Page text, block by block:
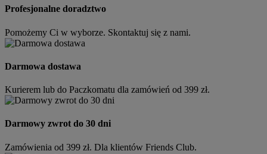
Profesjonalne doradztwo
Pomożemy Ci w wyborze. Skontaktuj się z nami.
Darmowa dostawa
Kurierem lub do Paczkomatu dla zamówień od 399 zł.
Darmowy zwrot do 30 dni
Zamówienia od 399 zł. Dla klientów Friends Club.